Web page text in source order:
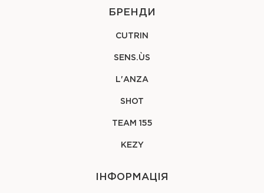
БРЕНДИ
CUTRIN
SENS.ÙS
L'ANZA
SHOT
TEAM 155
KEZY
ІНФОРМАЦІЯ